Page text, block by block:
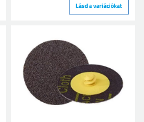
Lásd a variációkat